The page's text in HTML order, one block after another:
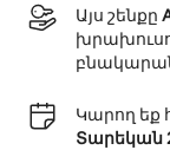
Այս շենքը
Կարող եք
Տարեկան